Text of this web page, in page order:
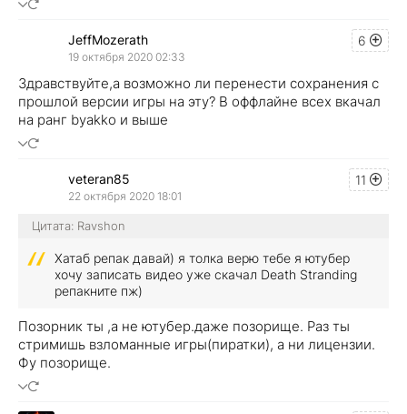
6
JeffMozerath
19 октября 2020 02:33
Здравствуйте,а возможно ли перенести сохранения с
прошлой версии игры на эту? В оффлайне всех вкачал
на ранг byakko и выше
11
veteran85
22 октября 2020 18:01
Цитата: Ravshon
Хатаб репак давай) я толка верю тебе я ютубер
хочу записать видео уже скачал Death Stranding
репакните пж)
Позорник ты ,а не ютубер.даже позорище. Раз ты
стримишь взломанные игры(пиратки), а ни лицензии.
Фу позорище.